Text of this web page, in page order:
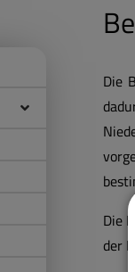
Die
Die
der